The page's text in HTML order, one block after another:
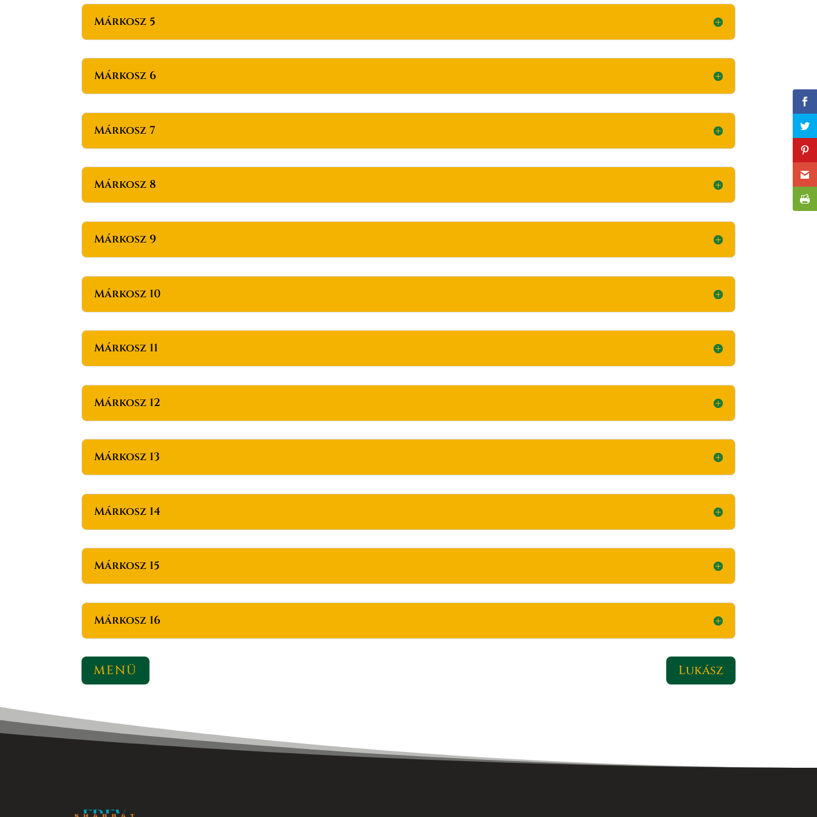
Márkosz 5
Márkosz 6
Márkosz 7
Márkosz 8
Márkosz 9
Márkosz 10
Márkosz 11
Márkosz 12
Márkosz 13
Márkosz 14
Márkosz 15
Márkosz 16
MENÜ Lukász